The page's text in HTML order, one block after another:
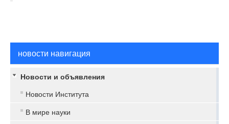
новости навигация
Новости и объявления
Новости Института
В мире науки